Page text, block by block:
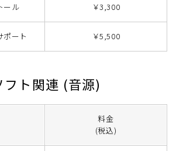
ール ￥3,300
ポート ￥5,500
フト関連 (音源)
料金
(税込)